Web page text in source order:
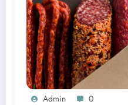
Admin 0